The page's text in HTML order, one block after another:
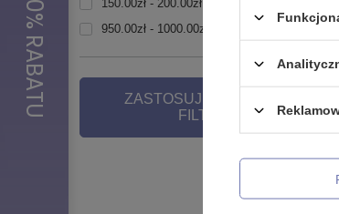
150.00zł - 200.00zł
950.00zł - 1000.00zł
+ ROZWIŃ
ZASTOSUJ WYBRANE
FILTRY